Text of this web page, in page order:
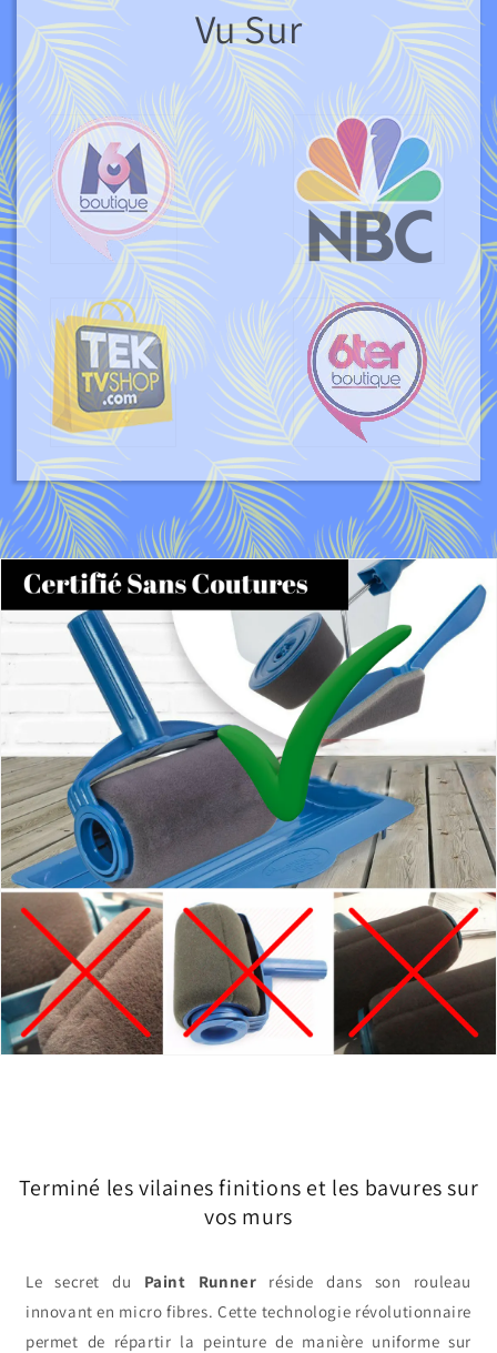
Vu Sur
Terminé les vilaines finitions et les bavures sur
vos murs
Le secret du Paint Runner réside dans son rouleau
innovant en micro fibres. Cette technologie révolutionnaire
permet de répartir la peinture de manière uniforme sur